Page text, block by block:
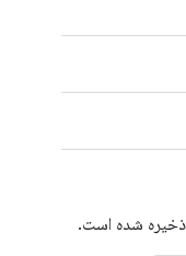
ذخیره شده است.